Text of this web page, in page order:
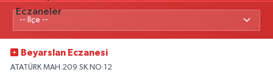
Beyarslan Eczanesi
ATATÜRK MAH.209 SK.NO:12